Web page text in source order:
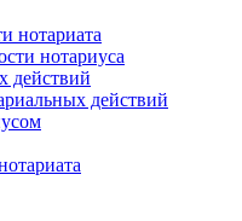
нотариата
нотариуса
действий
действий